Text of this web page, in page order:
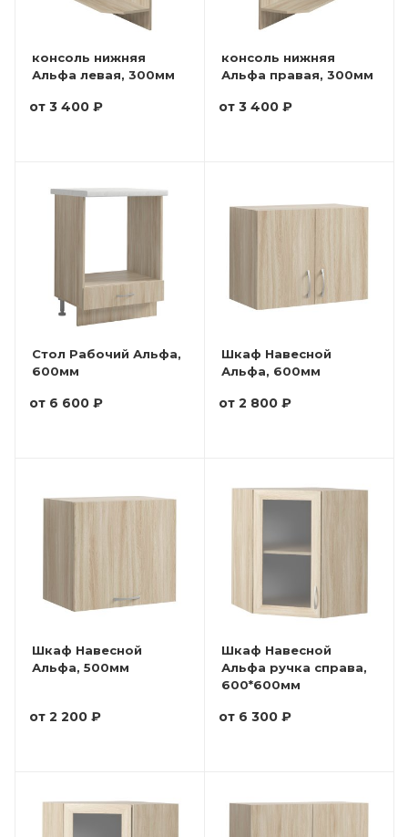
консоль нижняя
Альфа левая, 300мм
от 3 400 ₽
консоль нижняя
Альфа правая, 300мм
от 3 400 ₽
Стол Рабочий Альфа,
600мм
от 6 600 ₽
Шкаф Навесной
Альфа, 600мм
от 2 800 ₽
Шкаф Навесной
Альфа, 500мм
от 2 200 ₽
Шкаф Навесной
Альфа ручка справа,
600*600мм
от 6 300 ₽